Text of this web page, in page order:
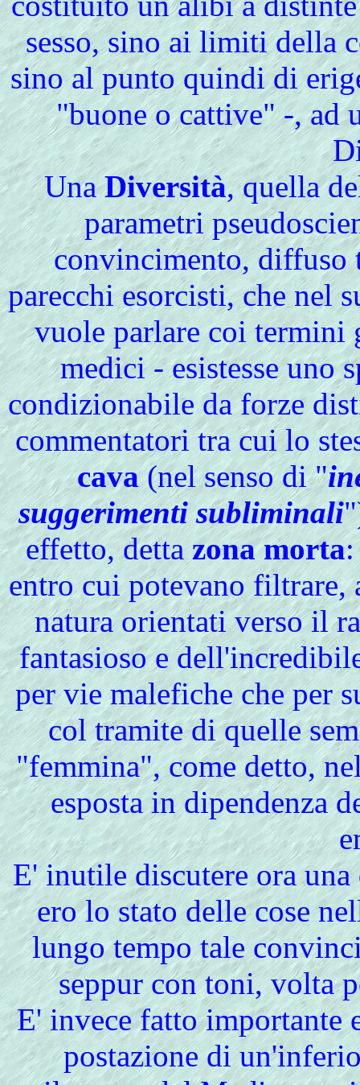
sesso, sino ai limiti della
sino al punto quindi di
"buone o cattive" -, ad
UnaDiversità, quella
parametri
convincimento, diffuso
parecchi esorcisti, che nel
vuole parlare coi termini
medici - esistesse uno
condizionabile da forze
commentatori tra cui lo
cava(nel senso di "
suggerimenti subliminali
effetto, dettazona morta:
entro cui potevano filtrare,
natura orientati verso il
fantasioso e
per vie malefiche che per
col tramite di quelle
"femmina", come detto,
esposta in dipendenza
E' inutile discutere ora
ero lo stato delle cose
lungo tempo tale
seppur con toni, volta
E'invece fatto importante
postazione di